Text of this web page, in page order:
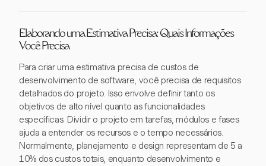
Elaborando uma Estimativa Precisa: Quais Informações
Você Precisa
Para criar uma estimativa precisa de custos de
desenvolvimento de software, você precisa de requisitos
detalhados do projeto. Isso envolve definir tanto os
objetivos de alto nível quanto as funcionalidades
específicas. Dividir o projeto em tarefas, módulos e fases
ajuda a entender os recursos e o tempo necessários.
Normalmente, planejamento e design representam de 5 a
10% dos custos totais, enquanto desenvolvimento e